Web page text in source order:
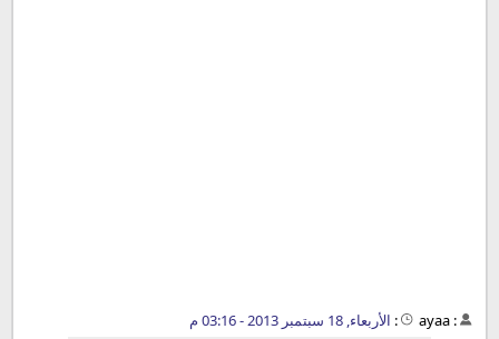
:
ayaa
: الأربعاء, 18 سبتمبر 2013 - 03:16 م